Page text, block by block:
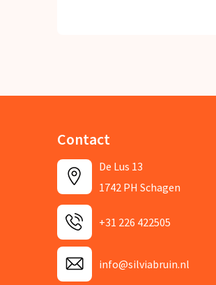
Contact
De Lus 13
1742 PH Schagen
+31 226 422505
info@silviabruin.nl